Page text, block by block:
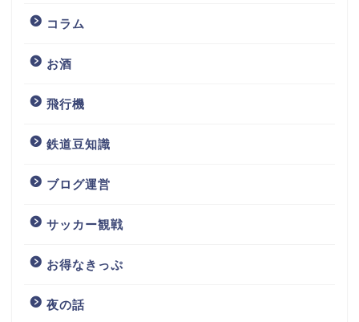
コラム
お酒
飛行機
鉄道豆知識
ブログ運営
サッカー観戦
お得なきっぷ
夜の話